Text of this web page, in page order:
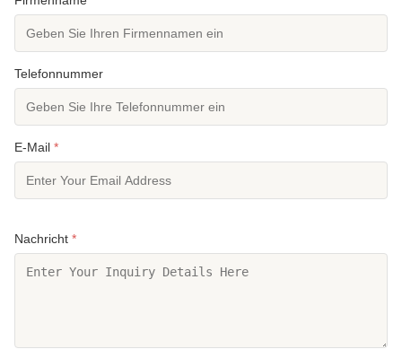
Telefonnummer
E-Mail *
Nachricht *